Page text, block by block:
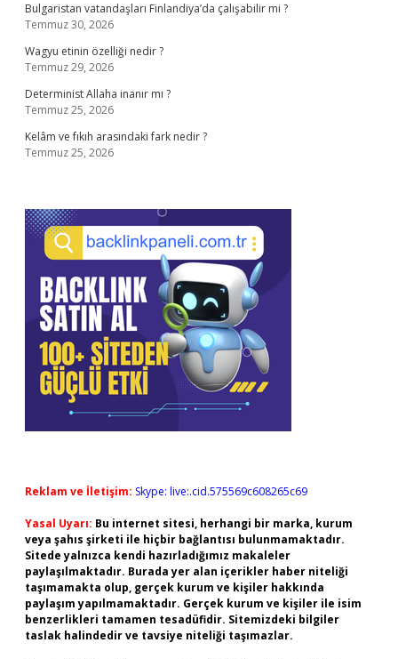
Bulgaristan vatandaşları Finlandiya’da çalışabilir mi ?
Temmuz 30, 2026
Wagyu etinin özelliği nedir ?
Temmuz 29, 2026
Determinist Allaha inanır mı ?
Temmuz 25, 2026
Kelâm ve fıkıh arasındaki fark nedir ?
Temmuz 25, 2026
Reklam ve İletişim: Skype: live:.cid.575569c608265c69
Yasal Uyarı: Bu internet sitesi, herhangi bir marka, kurum
veya şahıs şirketi ile hiçbir bağlantısı bulunmamaktadır.
Sitede yalnızca kendi hazırladığımız makaleler
paylaşılmaktadır. Burada yer alan içerikler haber niteliği
taşımamakta olup, gerçek kurum ve kişiler hakkında
paylaşım yapılmamaktadır. Gerçek kurum ve kişiler ile isim
benzerlikleri tamamen tesadüfidir. Sitemizdeki bilgiler
taslak halindedir ve tavsiye niteliği taşımazlar.